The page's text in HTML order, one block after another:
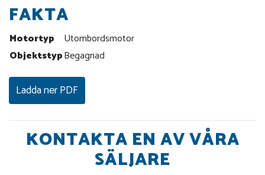
FAKTA
Motortyp
Utombordsmotor
ObjektstypBegagnad
Ladda ner PDF
KONTAKTA EN AV VÅRA
SÄLJARE